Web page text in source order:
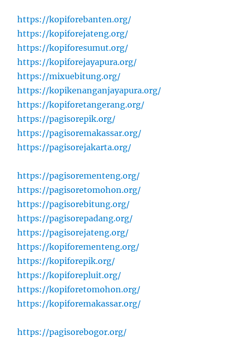
https://kopiforebanten.org/
https://kopiforejateng.org/
https://kopiforesumut.org/
https://kopiforejayapura.org/
https://mixuebitung.org/
https://kopikenanganjayapura.org/
https://kopiforetangerang.org/
https://pagisorepik.org/
https://pagisoremakassar.org/
https://pagisorejakarta.org/
https://pagisorementeng.org/
https://pagisoretomohon.org/
https://pagisorebitung.org/
https://pagisorepadang.org/
https://pagisorejateng.org/
https://kopiforementeng.org/
https://kopiforepik.org/
https://kopiforepluit.org/
https://kopiforetomohon.org/
https://kopiforemakassar.org/
https://pagisorebogor.org/